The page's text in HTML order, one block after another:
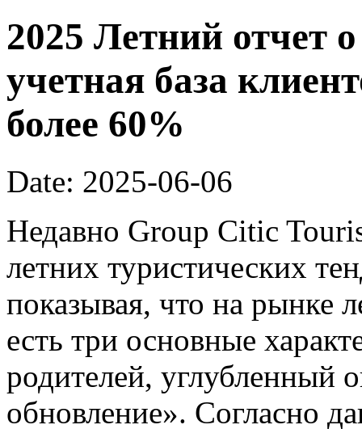
2025 Летний отчет
учетная база
более 60%
Date: 2025-06-06
Недавно Group Citic
летних туристических
показывая, что на рынке
есть три основные
родителей, углубленный
обновление». Согласно